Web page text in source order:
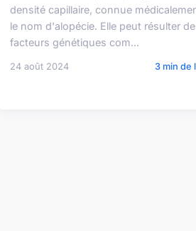
densité capillaire, connue
le nom d'alopécie. Elle peut résulter de
facteurs génétiques com...
24 août 2024 3 min de